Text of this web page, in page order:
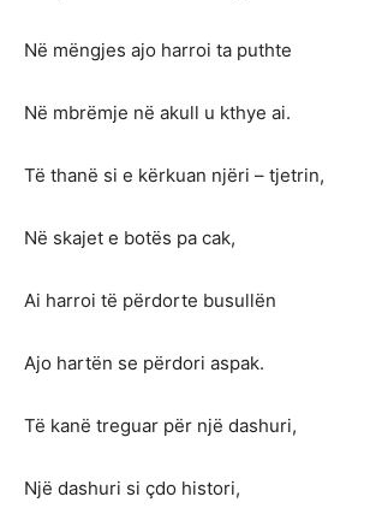
Në mëngjes ajo harroi ta puthte
Në mbrëmje në akull u kthye ai.
Të thanë si e kërkuan njëri – tjetrin,
Në skajet e botës pa cak,
Ai harroi të përdorte busullën
Ajo hartën se përdori aspak.
Të kanë treguar për një dashuri,
Një dashuri si çdo histori,